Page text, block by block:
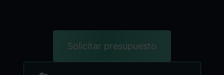
Solicitar presupuesto